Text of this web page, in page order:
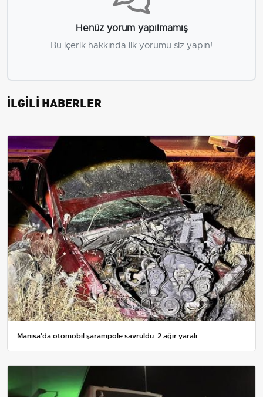
Henüz yorum yapılmamış
Bu içerik hakkında ilk yorumu siz yapın!
İLGİLİ HABERLER
Manisa'da otomobil şarampole savruldu: 2 ağır yaralı